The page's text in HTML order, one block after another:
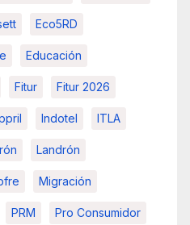
Eco5RD
Educación
Fitur Fitur 2026
Indotel ITLA
Landrón
Migración
PRM Pro Consumidor